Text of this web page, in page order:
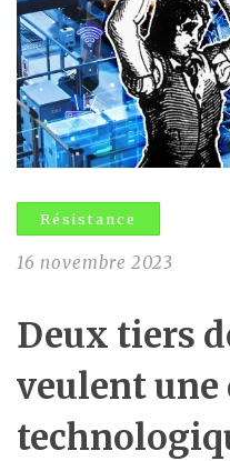
Résistance
16 novembre 2023
Deux tiers
veulent une